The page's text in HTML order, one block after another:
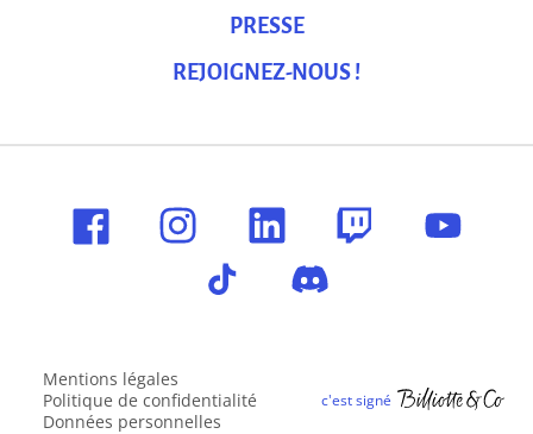
PRESSE
REJOIGNEZ-NOUS !
Mentions légales
Politique de confidentialité
Données personnelles